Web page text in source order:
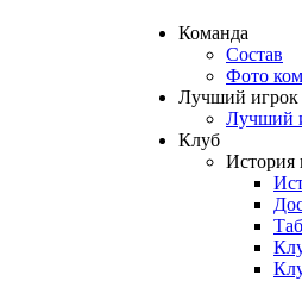
Команда
Состав
Фото
Лучший игрок
Лучший
Клуб
История